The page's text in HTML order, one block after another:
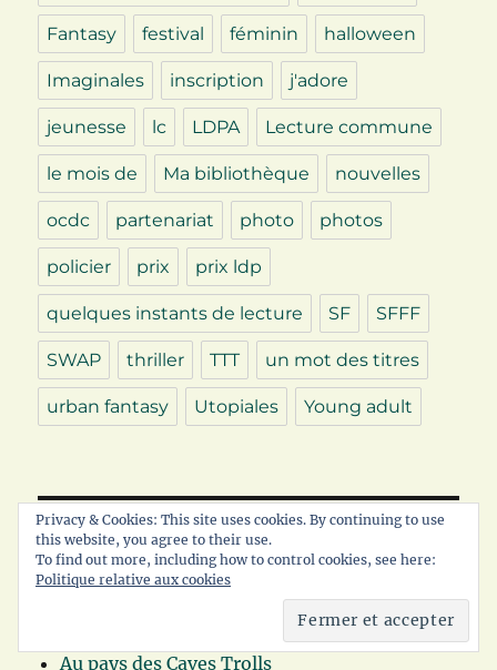
Fantasy festival féminin halloween
Imaginales inscription j'adore
jeunesse lc LDPA Lecture commune
le mois de Ma bibliothèque nouvelles
ocdc partenariat photo photos
policier prix prix ldp
quelques instants de lecture SF SFFF
SWAP thriller TTT un mot des titres
urban fantasy Utopiales Young adult
JE M’Y PROMÈNE
Appuyez sur la touche lecture
Au pays des Caves Trolls
Privacy & Cookies: This site uses cookies. By continuing to use
this website, you agree to their use.
To find out more, including how to control cookies, see here:
Politique relative aux cookies